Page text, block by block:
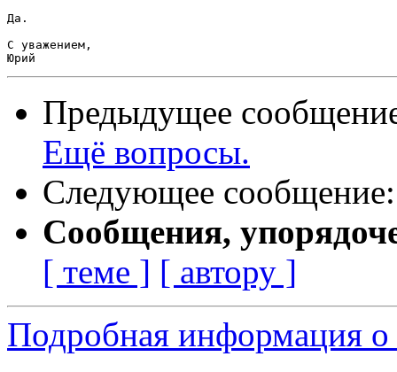
Да.
С уважением,
Предыдущее
Ещё вопросы.
Следующее
Сообщения,
[ теме ] [ автору ]
Подробная информация о